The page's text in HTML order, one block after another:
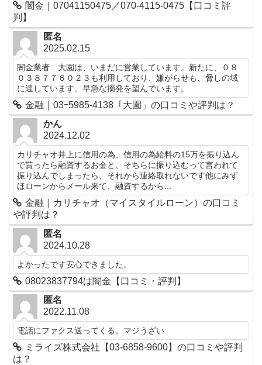
闇金｜07041150475／070-4115-0475【口コミ評
判】
匿名
2025.02.15
闇金業者 大園は、いまだに営業しています。新たに、０８
０３８７７６０２３も利用しており、嫌がらせも、脅しの域
に達しています。早急な摘発を望んでいます。
金融｜03ｰ5985-4138「大園」の口コミや評判は？
かん
2024.12.02
カリチャオ井上に信用の為、信用の為給料の15万を振り込ん
で貰ったら融資するお金と、そちらに振り込むって言われて
振り込んでしまったら、それから連絡取れないです他にみず
ほローンからメール来て、融資するから...
金融｜カリチャオ（マイスタイルローン）の口コミ
や評判は？
匿名
2024.10.28
よかったです安心できました。
08023837794は闇金【口コミ・評判】
匿名
2022.11.08
電話にファクス送ってくる。マジうざい
ミライズ株式会社【03-6858-9600】の口コミや評判
は？